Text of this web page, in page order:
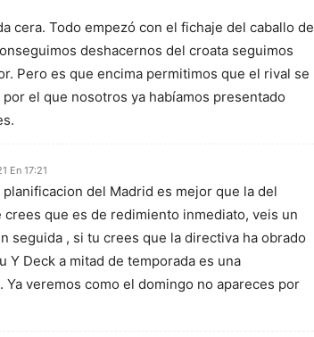
cera. Todo empezó con el fichaje del caballo de
deshacernos del croata seguimos
Pero es que encima permitimos que el rival se
el que nosotros ya habíamos presentado
En 17:21
del Madrid es mejor que la del
crees que es de redimiento inmediato, veis un
seguida , si tu crees que la directiva ha obrado
Y Deck a mitad de temporada es una
Ya veremos como el domingo no apareces por